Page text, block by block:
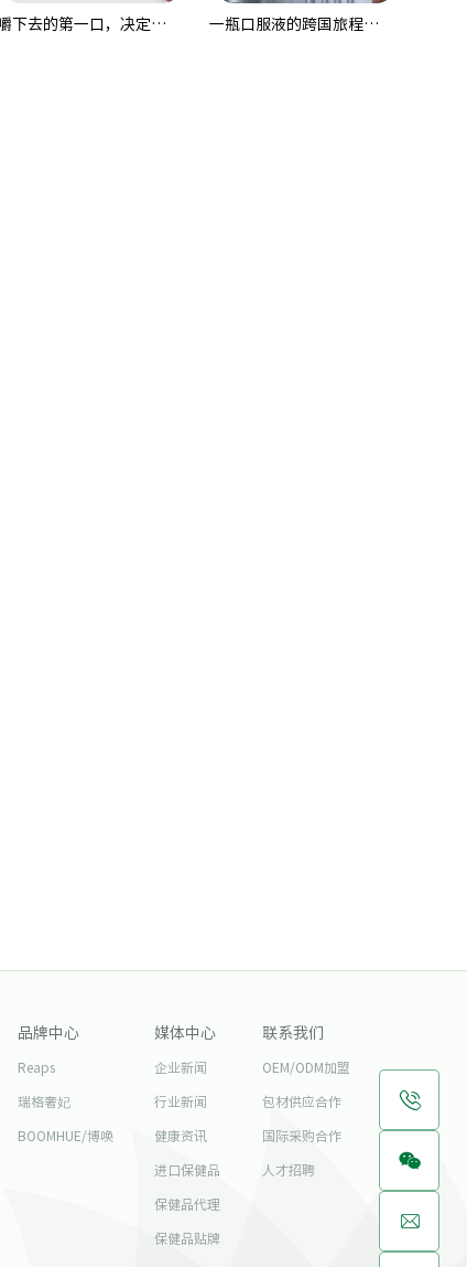
嚼下去的第一口，决定了品牌在嘴里的去留 一瓶口服液的跨国旅程：从美国加州到你手中，每一步都是考验
品牌中心
Reaps
瑞格奢妃
BOOMHUE/博唤
媒体中心
企业新闻
行业新闻
健康资讯
进口保健品
保健品代理
保健品贴牌
联系我们
OEM/ODM加盟
包材供应合作
国际采购合作
人才招聘